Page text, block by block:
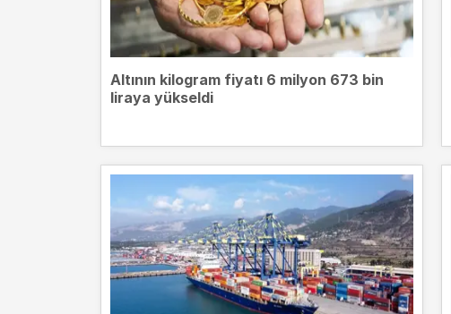
Altının kilogram fiyatı 6 milyon 673 bin
liraya yükseldi